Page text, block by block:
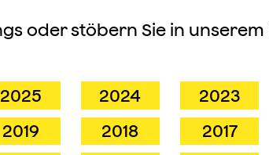
oder stöbern Sie in unserem
2025 2024 2023
2019 2018 2017